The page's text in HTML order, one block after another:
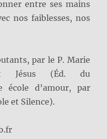
entre ses mains
nos faiblesses, nos
par le P. Marie
Jésus (Éd. du
école d’amour, par
et Silence).